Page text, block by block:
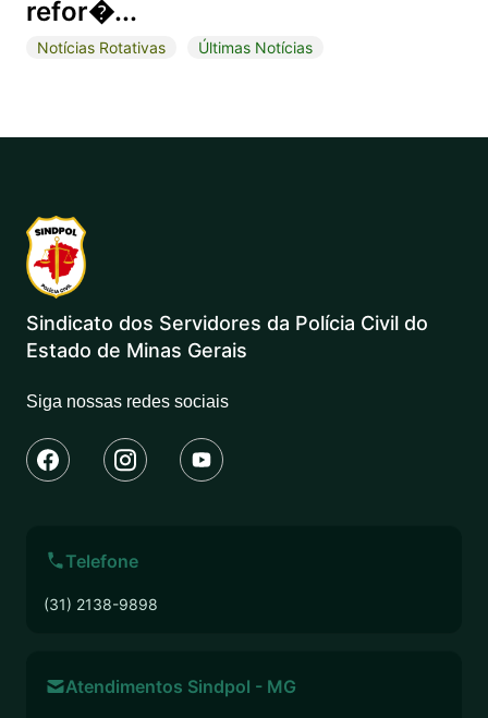
refor�...
Notícias Rotativas Últimas Notícias
Sindicato dos Servidores da Polícia Civil do
Estado de Minas Gerais
Siga nossas redes sociais
Telefone
(31) 2138-9898
Atendimentos Sindpol - MG